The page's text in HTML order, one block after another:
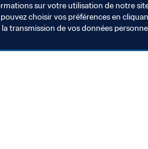
sur votre utilisation de notre
choisir vos préférences en
transmission de vos données